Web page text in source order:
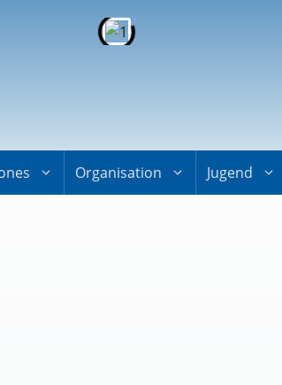
Organisation Jugend